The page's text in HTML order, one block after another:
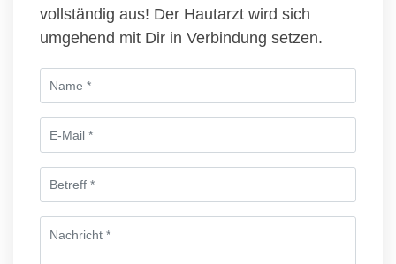
vollständig aus! Der Hautarzt wird sich
umgehend mit Dir in Verbindung setzen.